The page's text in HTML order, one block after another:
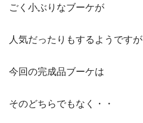
ごく小ぶりなブーケが
人気だったりもするようですが
今回の完成品ブーケは
そのどちらでもなく・・